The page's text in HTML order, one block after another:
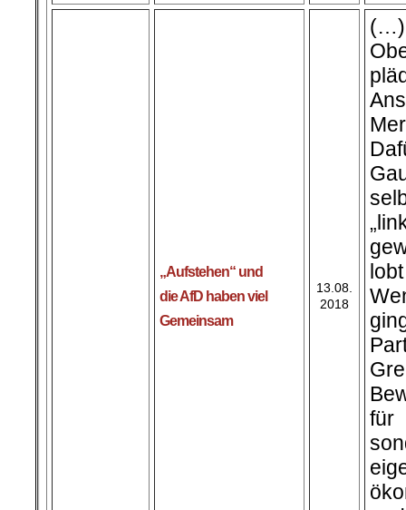
„Aufstehen“ und
die AfD haben viel
Gemeinsam
13.08.
2018
(…)